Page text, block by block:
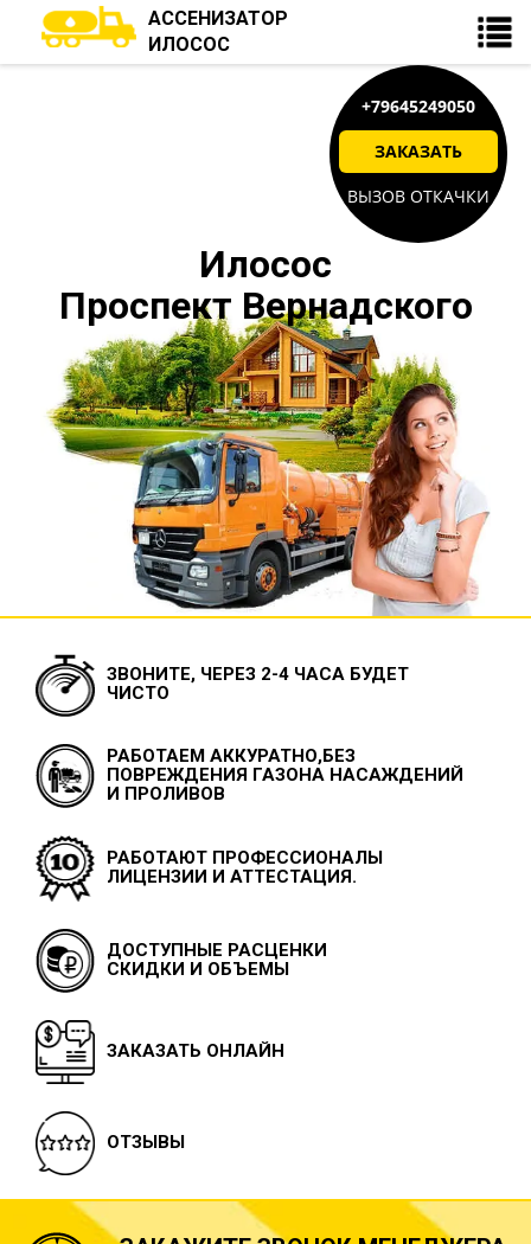
АССЕНИЗАТОР
ИЛОСОС
Илосос
Проспект Вернадского
+79645249050
ЗАКАЗАТЬ
ВЫЗОВ ОТКАЧКИ
ЗВОНИТЕ, ЧЕРЕЗ 2-4 ЧАСА БУДЕТ
ЧИСТО
РАБОТАЕМ АККУРАТНО,БЕЗ
ПОВРЕЖДЕНИЯ ГАЗОНА НАСАЖДЕНИЙ
И ПРОЛИВОВ
РАБОТАЮТ ПРОФЕССИОНАЛЫ
ЛИЦЕНЗИИ И АТТЕСТАЦИЯ.
ДОСТУПНЫЕ РАСЦЕНКИ
СКИДКИ И ОБЪЕМЫ
ЗАКАЗАТЬ ОНЛАЙН
ОТЗЫВЫ